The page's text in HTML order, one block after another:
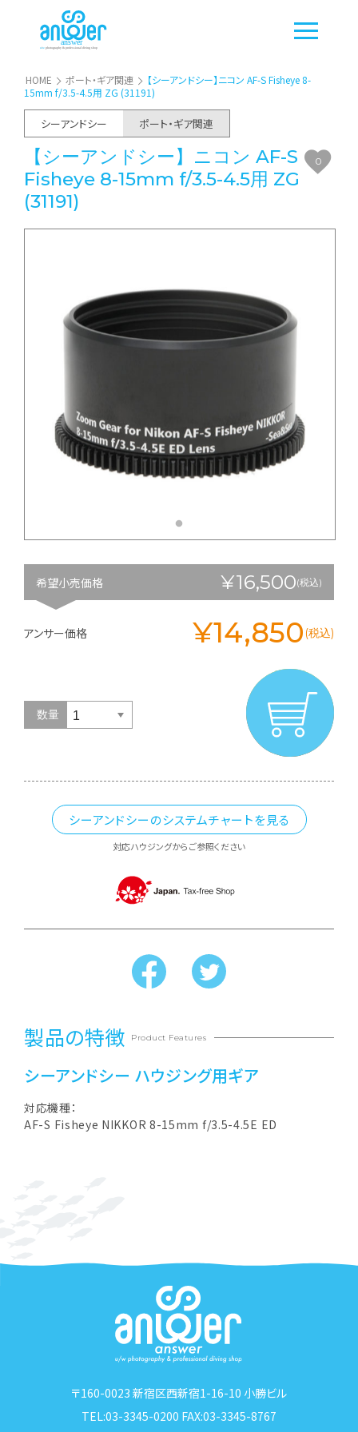
HOME ポート・ギア関連
【シーアンドシー】ニコン AF-S Fisheye 8-
15mm f/3.5-4.5用 ZG (31191)
シーアンドシー ポート・ギア関連
【シーアンドシー】ニコン AF-S
Fisheye 8-15mm f/3.5-4.5用 ZG
(31191)
0
希望小売価格 ¥16,500(税込)
アンサー価格 ¥14,850 (税込)
数量
シーアンドシーのシステムチャートを見る
対応ハウジングからご参照ください
製品の特徴 Product Features
シーアンドシー ハウジング用ギア
対応機種：
AF-S Fisheye NIKKOR 8-15mm f/3.5-4.5E ED
〒160-0023 新宿区西新宿1-16-10 小勝ビル
TEL:03-3345-0200 FAX:03-3345-8767